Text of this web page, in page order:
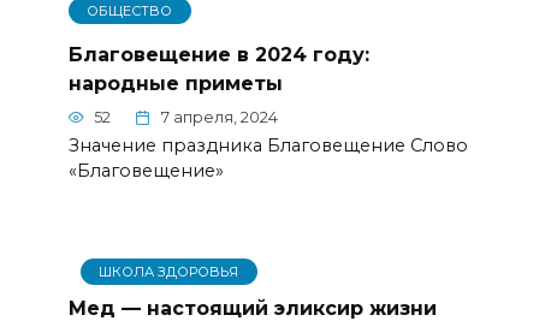
ОБЩЕСТВО
Благовещение в 2024 году:
народные приметы
52 7 апреля, 2024
Значение праздника Благовещение Слово
«Благовещение»
ШКОЛА ЗДОРОВЬЯ
Мед — настоящий эликсир жизни